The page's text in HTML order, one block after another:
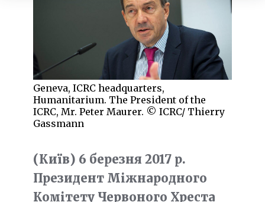
Geneva, ICRC headquarters,
Humanitarium. The President of the
ICRC, Mr. Peter Maurer. © ICRC/ Thierry
Gassmann
(Київ) 6 березня 2017 р.
Президент Міжнародного
Комітету Червоного Хреста